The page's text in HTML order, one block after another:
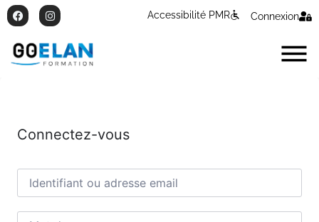
Accessibilité PMR Connexion
Connectez-vous